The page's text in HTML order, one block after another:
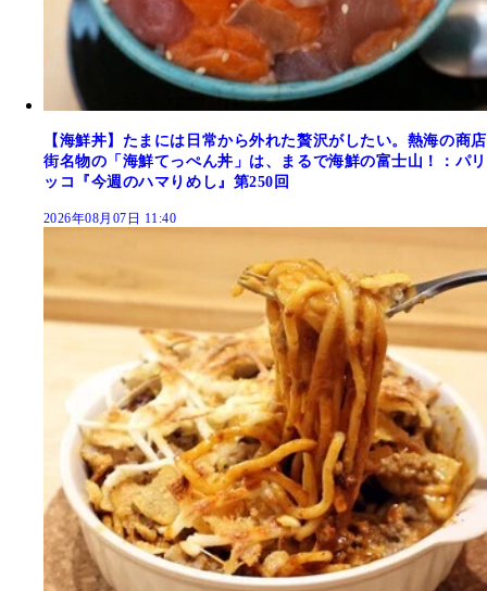
【海鮮丼】たまには日常から外れた贅沢がしたい。熱海の商店
街名物の「海鮮てっぺん丼」は、まるで海鮮の富士山！：パリ
ッコ『今週のハマりめし』第250回
2026年08月07日 11:40